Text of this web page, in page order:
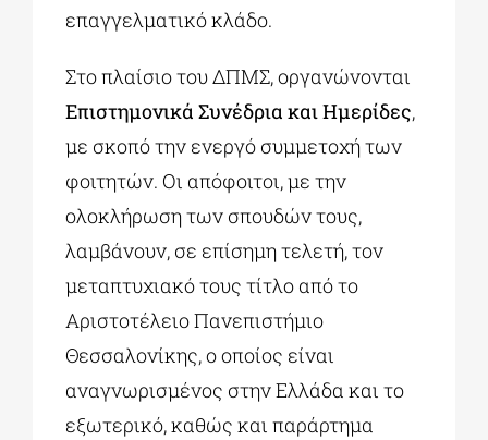
επαγγελματικό κλάδο.
Στο πλαίσιο του ΔΠΜΣ, οργανώνονται
Επιστημονικά Συνέδρια και Ημερίδες,
με σκοπό την ενεργό συμμετοχή των
φοιτητών. Οι απόφοιτοι, με την
ολοκλήρωση των σπουδών τους,
λαμβάνουν, σε επίσημη τελετή, τον
μεταπτυχιακό τους τίτλο από το
Αριστοτέλειο Πανεπιστήμιο
Θεσσαλονίκης, ο οποίος είναι
αναγνωρισμένος στην Ελλάδα και το
εξωτερικό, καθώς και παράρτημα